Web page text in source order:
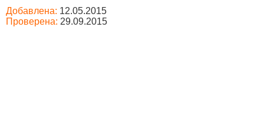
Добавлена: 12.05.2015
Проверена: 29.09.2015